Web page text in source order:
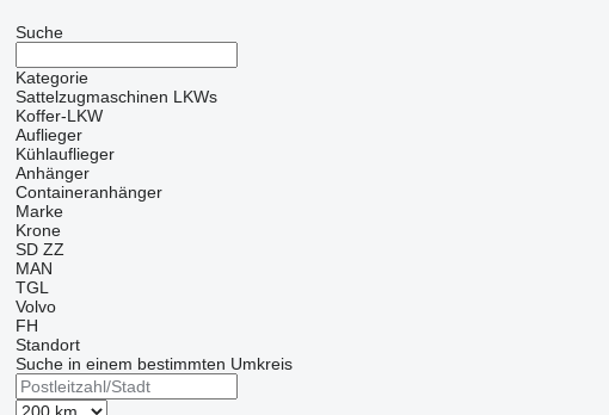
Suche
Kategorie
Sattelzugmaschinen LKWs
Koffer-LKW
Auflieger
Kühlauflieger
Anhänger
Containeranhänger
Marke
Krone
SD ZZ
MAN
TGL
Volvo
FH
Standort
Suche in einem bestimmten Umkreis